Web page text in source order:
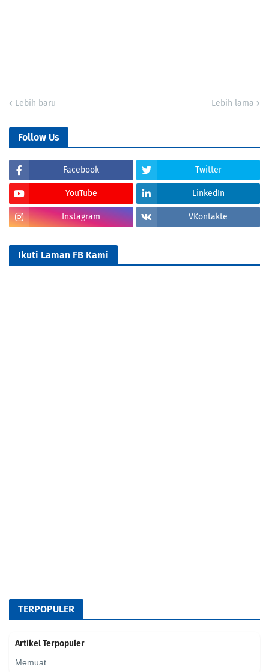
Lebih baru Lebih lama
Follow Us
Facebook Twitter
YouTube LinkedIn
Instagram VKontakte
Ikuti Laman FB Kami
TERPOPULER
Artikel Terpopuler
Memuat...